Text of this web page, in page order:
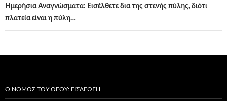
Ημερήσια Αναγνώσματα: Εισέλθετε δια της στενής πύλης, διότι
πλατεία είναι η πύλη…
Ο ΝΌΜΟΣ ΤΟΥ ΘΕΟΎ: ΕΙΣΑΓΩΓΉ